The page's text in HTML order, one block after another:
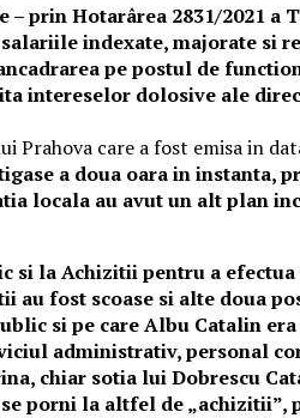
prin Hotarârea 2831/2021
indexate, majorate si
pe postul de
intereselor dolosive ale
care a fost emisa in
a doua oara in
locala au avut un alt plan
si la Achizitii pentru a
au fost scoase si alte doua
si pe care Albu Catalin
administrativ, personal
chiar sotia lui Dobrescu
porni la altfel de „achizitii”,